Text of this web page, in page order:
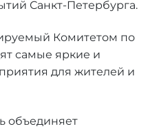
Санкт-Петербурга.
Комитетом по
самые яркие и
для жителей и
объединяет